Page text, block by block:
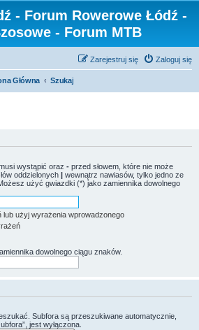
- Forum Rowerowe Łódź -
- Forum MTB
Zaloguj się
Zarejestruj się
Główna Szukaj
wystąpić oraz - przed słowem, które nie może
oddzielonych | wewnątrz nawiasów, tylko jedno ze
użyć gwiazdki (*) jako zamiennika dowolnego
użyj wyrażenia wprowadzonego
dowolnego ciągu znaków.
Subfora są przeszukiwane automatycznie,
jest wyłączona.